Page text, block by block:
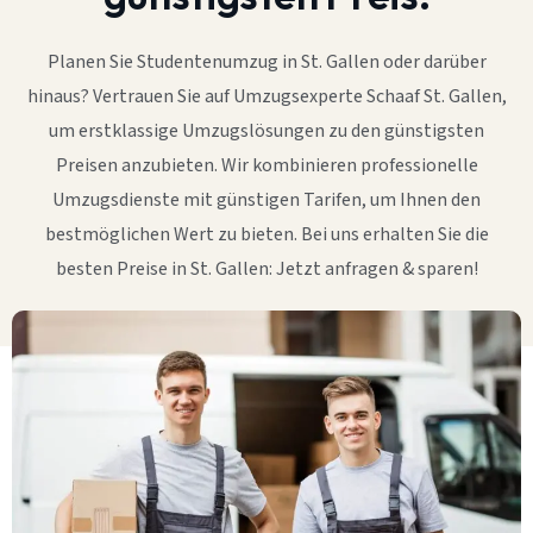
Planen Sie Studentenumzug in St. Gallen oder darüber
hinaus? Vertrauen Sie auf Umzugsexperte Schaaf St. Gallen,
um erstklassige Umzugslösungen zu den günstigsten
Preisen anzubieten. Wir kombinieren professionelle
Umzugsdienste mit günstigen Tarifen, um Ihnen den
bestmöglichen Wert zu bieten. Bei uns erhalten Sie die
besten Preise in St. Gallen: Jetzt anfragen & sparen!